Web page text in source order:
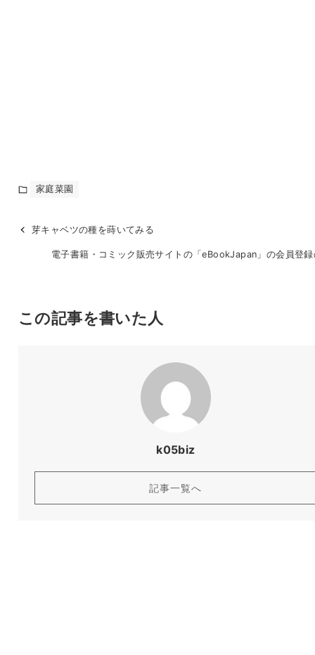
家庭菜園
芽キャベツの種を蒔いてみる
電子書籍・コミック販売サイトの「eBookJapan」の会員登
この記事を書いた人
k05biz
記事一覧へ